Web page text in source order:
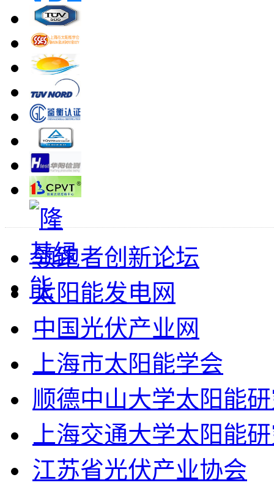
领跑者创新论坛
太阳能发电网
中国光伏产业网
上海市太阳能学会
顺德中山大学太阳能
上海交通大学太阳能
江苏省光伏产业协会